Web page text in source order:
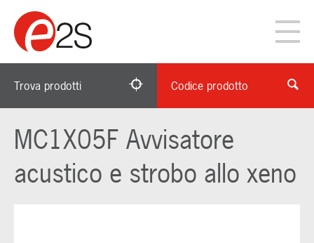
Trova prodotti Codice prodotto
MC1X05F Avvisatore
acustico e strobo allo xeno